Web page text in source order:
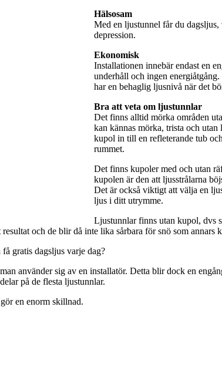
Hälsosam
Med en ljustunnel får du
depression.
Ekonomisk
Installationen innebär endast en
underhåll och ingen
har en behaglig ljusnivå när det
Bra att veta om ljustunnlar
Det finns alltid mörka områden
kan kännas mörka, trista och
kupol in till en refleterande tub
rummet.
Det finns kupoler med och utan
kupolen är den att ljusstrålarna
Det är också viktigt att välja en
ljus i ditt utrymme.
Ljustunnlar finns utan kupol, dvs
och de blir då inte lika sårbara för snö som annars
gratis dagsljus varje dag?
använder sig av en installatör. Detta blir dock en
på de flesta ljustunnlar.
en enorm skillnad.